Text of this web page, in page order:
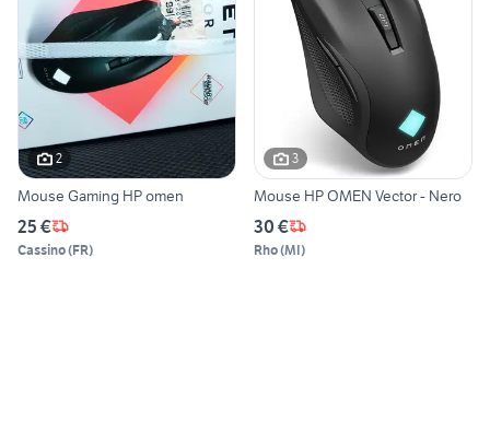
2
Mouse Gaming HP omen
25 €
Cassino(FR)
3
Mouse HP OMEN Vector - Nero
30 €
Rho(MI)